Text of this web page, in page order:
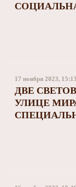
17 ноября 2023, 15:13
ДВЕ
УЛИЦЕ